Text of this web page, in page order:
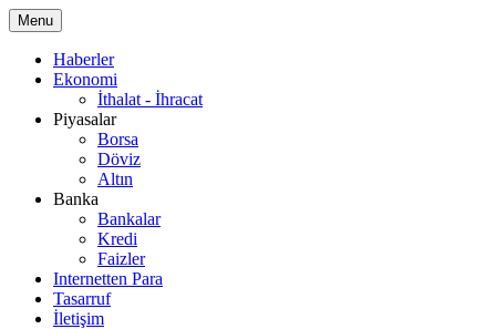
Menu
Haberler
Ekonomi
İthalat - İhracat
Piyasalar
Borsa
Döviz
Altın
Banka
Bankalar
Kredi
Faizler
Internetten Para
Tasarruf
İletişim